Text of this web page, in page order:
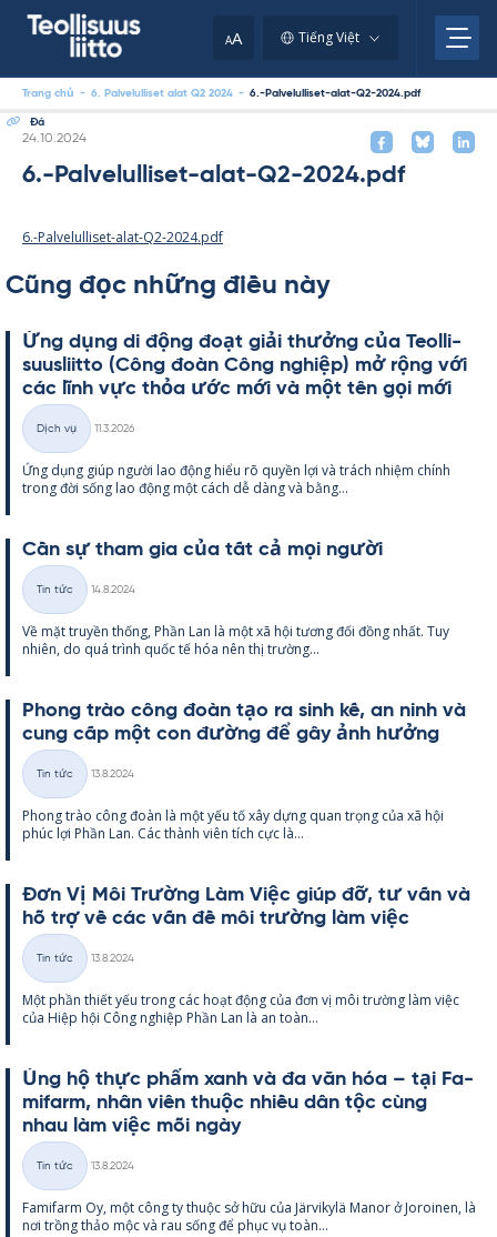
AA Tiếng Việt
Trang chủ - 6. Palvelulliset alat Q2 2024 - 6.-Palvelulliset-alat-Q2-2024.pdf
Đá
Kirjoitettu
24.10.2024
6.-Palvelulliset-alat-Q2-2024.pdf
6.-Palvelulliset-alat-Q2-2024.pdf
Cũng đọc những điều này
Ứng dụng di động đoạt giải thưởng của Teol­li­
suus­liitto (Công đoàn Công ng­hiệp) mở rộng với
các lĩnh vực thỏa ước mới và một tên gọi mới
Thể
loại
Dịch vụ
11.3.2026
Ứng dụng giúp người lao động hiểu rõ qu­yền lợi và trách nhiệm chính
trong đời sống lao động một cách dễ dàng và bằng...
Cần sự tham gia của tất cả mọi người
Thể
loại
Tin tức
14.8.2024
Về mặt tru­yền thống, Phần Lan là một xã hội tương đối đồng nhất. Tuy
nhiên, do quá trình quốc tế hóa nên thị trường...
Phong trào công đoàn tạo ra sinh kế, an ninh và
cung cấp một con đường để gây ảnh hưởng
Thể
loại
Tin tức
13.8.2024
Phong trào công đoàn là một yếu tố xây dựng quan trọng của xã hội
phúc lợi Phần Lan. Các thành viên tích cực là...
Đơn Vị Môi Trường Làm Việc giúp đỡ, tư vấn và
hỗ trợ về các vấn đề môi trường làm việc
Thể
loại
Tin tức
13.8.2024
Một phần thiết yếu trong các hoạt động của đơn vị môi trường làm việc
của Hiệp hội Công ng­hiệp Phần Lan là an toàn...
Ủng hộ thực phẩm xanh và đa văn hóa – tại Fa­
mi­farm, nhân viên thuộc nhiều dân tộc cùng
nhau làm việc mỗi ngày
Thể
loại
Tin tức
13.8.2024
Fa­mi­farm Oy, một công ty thuộc sở hữu của Jär­vi­kylä Ma­nor ở Jo­roi­nen, là
nơi trồng thảo mộc và rau sống để phục vụ toàn...